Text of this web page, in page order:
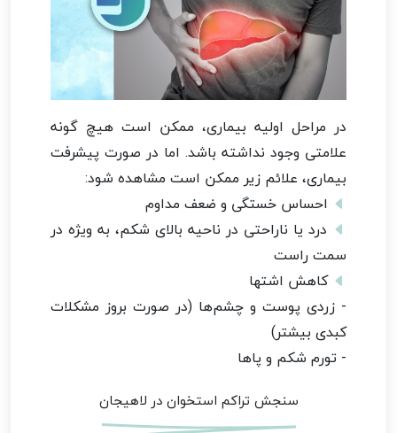
در مراحل اولیه بیماری، ممکن است هیچ گونه
علامتی وجود نداشته باشد. اما در صورت پیشرفت
بیماری، علائم زیر ممکن است مشاهده شود:
احساس خستگی و ضعف مداوم
درد یا ناراحتی در ناحیه بالای شکم، به ویژه در
سمت راست
کاهش اشتها
- زردی پوست و چشم‌ها (در صورت بروز مشکلات
کبدی بیشتر)
- تورم شکم و پاها
سنجش تراکم استخوان در لاهیجان